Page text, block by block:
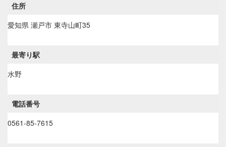
住所
愛知県 瀬戸市 東寺山町35
最寄り駅
水野
電話番号
0561-85-7615